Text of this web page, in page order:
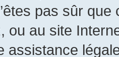
pas sûr
ou au site
assistance